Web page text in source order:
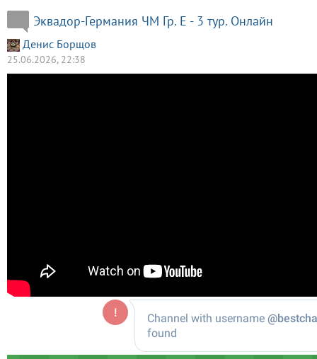
Эквадор-Германия ЧМ Гр. E - 3 тур. Онлайн
Денис Борщов
25.06.2026, 22:38